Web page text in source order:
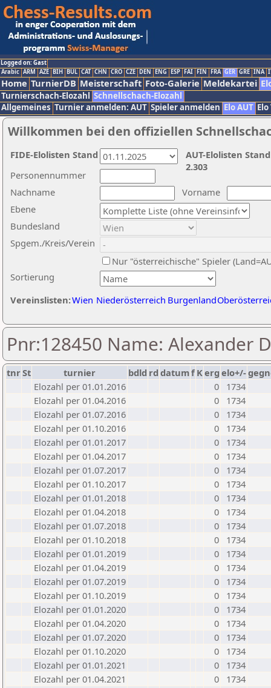
Logged on: Gast
Arabic ARM AZE BIH BUL CAT CHN CRO CZE DEN ENG ESP FAI FIN FRA GER GRE INA
Home TurnierDB Meisterschaft Foto-Galerie Meldekartei
Turnierschach-Elozahl Schnellschach-Elozahl
Allgemeines Turnier anmelden: AUT Spieler anmelden Elo AUT
Willkommen bei den offiziellen
Nachname
Vorname
Ebene
Sortierung
Personennummer
Bundesland
Spgem./Kreis/Verein
Nur "österreichische" Spieler
Vereinslisten:Wien Niederösterreich Burgenland
AUT-Elolisten
2.303
FIDE-Elolisten Stand
Pnr:128450 Name: Alexander
tnrSt turnier bdld rd datumf Kerg elo+/-
Elozahl per 01.01.2016
0
1734
Elozahl per 01.04.2016
0
1734
Elozahl per 01.07.2016
0
1734
Elozahl per 01.10.2016
0
1734
Elozahl per 01.01.2017
0
1734
Elozahl per 01.04.2017
0
1734
Elozahl per 01.07.2017
0
1734
Elozahl per 01.10.2017
0
1734
Elozahl per 01.01.2018
0
1734
Elozahl per 01.04.2018
0
1734
Elozahl per 01.07.2018
0
1734
Elozahl per 01.10.2018
0
1734
Elozahl per 01.01.2019
0
1734
Elozahl per 01.04.2019
0
1734
Elozahl per 01.07.2019
0
1734
Elozahl per 01.10.2019
0
1734
Elozahl per 01.01.2020
0
1734
Elozahl per 01.04.2020
0
1734
Elozahl per 01.07.2020
0
1734
Elozahl per 01.10.2020
0
1734
Elozahl per 01.01.2021
0
1734
Elozahl per 01.04.2021
0
1734